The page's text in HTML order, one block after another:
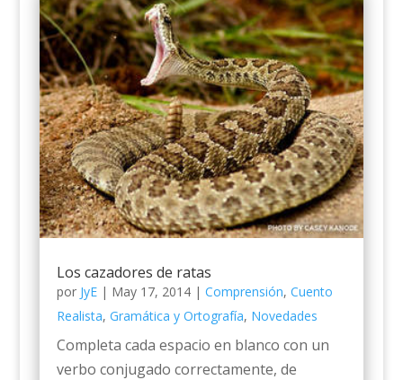
Los cazadores de ratas
por JyE| May 17, 2014| Comprensión, Cuento
Realista, Gramática y Ortografía, Novedades
Completa cada espacio en blanco con un
verbo conjugado correctamente, de